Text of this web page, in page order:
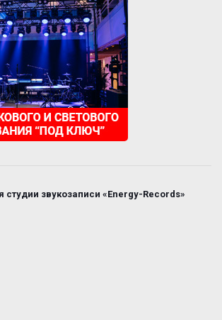
студии звукозаписи «Energy-Records»